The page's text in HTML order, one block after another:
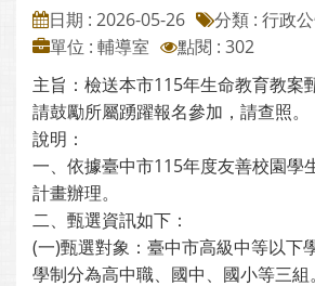
日期 : 2026-05-26
分類 : 行政
單位 : 輔導室
點閱 : 302
主旨：檢送本市115年生命教育教案
請鼓勵所屬踴躍報名參加，請查照。
說明：
一、依據臺中市115年度友善校園學
計畫辦理。
二、甄選資訊如下：
(一)甄選對象：臺中市高級中等以下
學制分為高中職、國中、國小等三組。